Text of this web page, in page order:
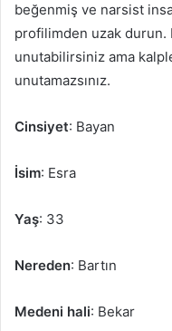
beğenmiş ve narsist
profilimden uzak durun.
unutabilirsiniz ama
unutamazsınız.
Cinsiyet: Bayan
İsim: Esra
Yaş: 33
Nereden: Bartın
Medeni hali: Bekar